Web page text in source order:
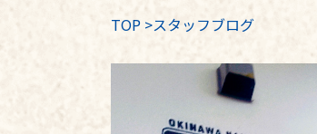
TOP >スタッフブログ